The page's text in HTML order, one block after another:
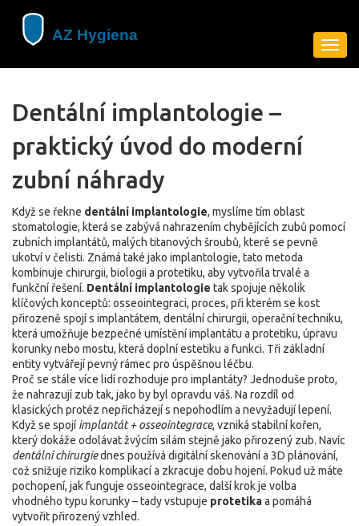
Dentální implantologie –
praktický úvod do moderní
zubní náhrady
Když se řekne dentální implantologie, myslíme tím oblast
stomatologie, která se zabývá nahrazením chybějících zubů pomocí
zubních implantátů, malých titanových šroubů, které se pevně
ukotví v čelisti. Známá také jako implantologie, tato metoda
kombinuje chirurgii, biologii a protetiku, aby vytvořila trvalé a
funkční řešení. Dentální implantologie tak spojuje několik
klíčových konceptů: osseointegraci, proces, při kterém se kost
přirozeně spojí s implantátem, dentální chirurgii, operační techniku,
která umožňuje bezpečné umístění implantátu a protetiku, úpravu
korunky nebo mostu, která doplní estetiku a funkci. Tři základní
entity vytvářejí pevný rámec pro úspěšnou léčbu.
Proč se stále více lidí rozhoduje pro implantáty? Jednoduše proto,
že nahrazují zub tak, jako by byl opravdu váš. Na rozdíl od
klasických protéz nepřicházejí s nepohodlím a nevyžadují lepení.
Když se spojí implantát + osseointegrace, vzniká stabilní kořen,
který dokáže odolávat žvýcím silám stejně jako přirozený zub. Navíc
dentální chirurgiednes používá digitální skenování a 3D plánování,
což snižuje riziko komplikací a zkracuje dobu hojení. Pokud už máte
pochopení, jak funguje osseointegrace, další krok je volba
vhodného typu korunky – tady vstupuje protetikaa pomáhá
vytvořit přirozený vzhled.